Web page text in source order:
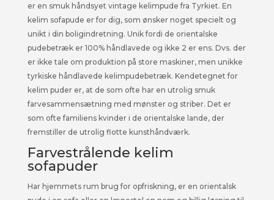
er en smuk håndsyet vintage kelimpude fra Tyrkiet. En
kelim sofapude er for dig, som ønsker noget specielt og
unikt i din boligindretning. Unik fordi de orientalske
pudebetræk er 100% håndlavede og ikke 2 er ens. Dvs. der
er ikke tale om produktion på store maskiner, men unikke
tyrkiske håndlavede kelimpudebetræk. Kendetegnet for
kelim puder er, at de som ofte har en utrolig smuk
farvesammensætning med mønster og striber. Det er
som ofte familiens kvinder i de orientalske lande, der
fremstiller de utrolig flotte kunsthåndværk.
Farvestrålende kelim
sofapuder
Har hjemmets rum brug for opfriskning, er en orientalsk